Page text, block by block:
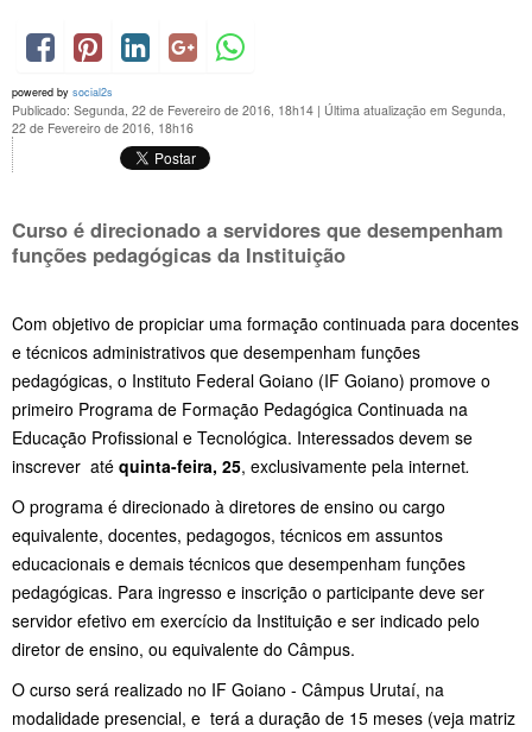
powered by social2s
Publicado: Segunda, 22 de Fevereiro de 2016, 18h14 | Última atualização em Segunda,
22 de Fevereiro de 2016, 18h16
Curso é direcionado a servidores que desempenham
funções pedagógicas da Instituição
Com objetivo de propiciar uma formação continuada para docentes
e técnicos administrativos que desempenham funções
pedagógicas, o Instituto Federal Goiano (IF Goiano) promove o
primeiro Programa de Formação Pedagógica Continuada na
Educação Profissional e Tecnológica. Interessados devem se
inscrever até quinta-feira, 25, exclusivamente pela internet.
O programa é direcionado à diretores de ensino ou cargo
equivalente, docentes, pedagogos, técnicos em assuntos
educacionais e demais técnicos que desempenham funções
pedagógicas. Para ingresso e inscrição o participante deve ser
servidor efetivo em exercício da Instituição e ser indicado pelo
diretor de ensino, ou equivalente do Câmpus.
O curso será realizado no IF Goiano - Câmpus Urutaí, na
modalidade presencial, e terá a duração de 15 meses (veja matriz